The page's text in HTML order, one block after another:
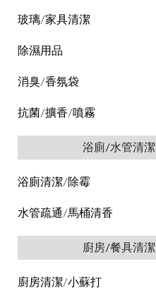
玻璃/家具清潔
除濕用品
消臭/香氛袋
抗菌/擴香/噴霧
浴廁/水管清潔
浴廁清潔/除霉
水管疏通/馬桶清香
廚房/餐具清潔
廚房清潔/小蘇打